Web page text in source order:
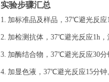
实验步骤汇总
1. 加标准品及样品，37℃避光反应
2. 加检测抗体，37℃避光反应1h，
3. 加酶结合物，37℃避光反应30分
4. 加显色液，37℃避光反应15分钟